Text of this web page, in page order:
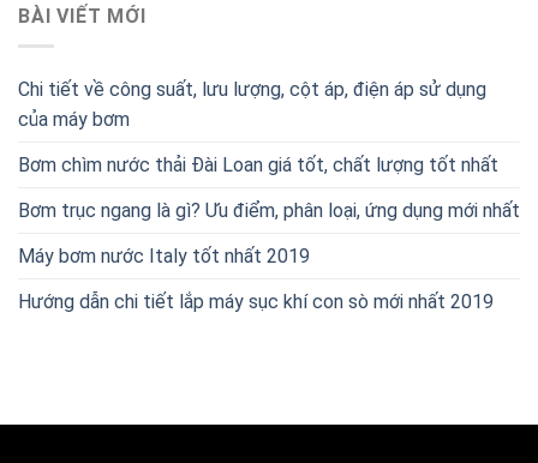
BÀI VIẾT MỚI
Chi tiết về công suất, lưu lượng, cột áp, điện áp sử dụng
của máy bơm
Bơm chìm nước thải Đài Loan giá tốt, chất lượng tốt nhất
Bơm trục ngang là gì? Ưu điểm, phân loại, ứng dụng mới nhất
Máy bơm nước Italy tốt nhất 2019
Hướng dẫn chi tiết lắp máy sục khí con sò mới nhất 2019